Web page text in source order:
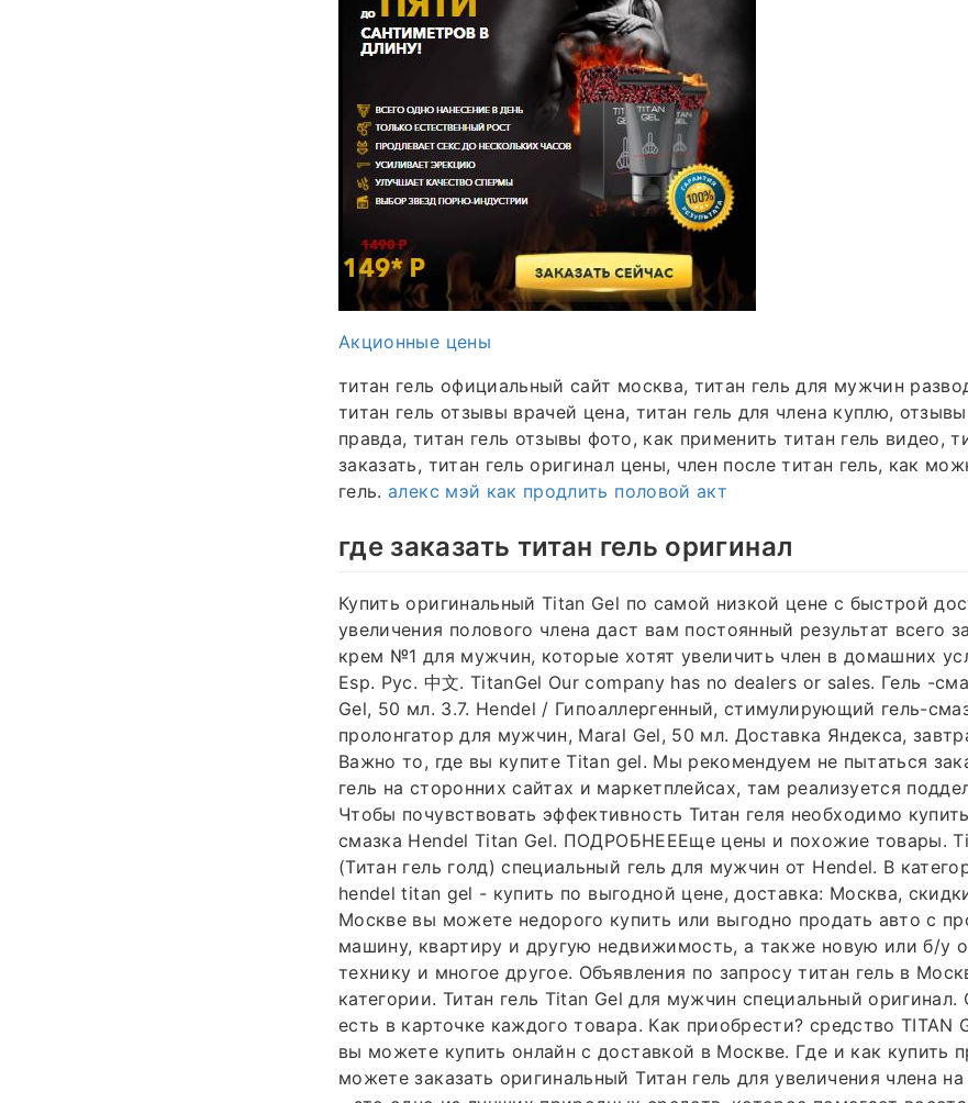
Акционные цены
титан гель официальный сайт москва, титан гель для мужчин
титан гель отзывы врачей цена, титан гель для члена куплю, отзывы
правда, титан гель отзывы фото, как применить титан гель видео,
заказать, титан гель оригинал цены, член после титан гель, как
гель.алекс мэй как продлить половой акт
где заказать титан гель оригинал
Купить оригинальный Titan Gel по самой низкой цене с быстрой
увеличения полового члена даст вам постоянный результат всего
крем №1 для мужчин, которые хотят увеличить член в домашних
Esp. Рус. 中文. TitanGel Our company has no dealers or sales. Гель -
Gel, 50 мл. 3.7. Hendel / Гипоаллергенный, стимулирующий гель-
пролонгатор для мужчин, Maral Gel, 50 мл. Доставка Яндекса,
Важно то, где вы купите Titan gel. Мы рекомендуем не пытаться
гель на сторонних сайтах и маркетплейсах, там реализуется
Чтобы почувствовать эффективность Титан геля необходимо
смазка Hendel Titan Gel. ПОДРОБНЕЕЕще цены и похожие товары.
(Титан гель голд) специальный гель для мужчин от Hendel. В
hendel titan gel - купить по выгодной цене, доставка: Москва,
Москве вы можете недорого купить или выгодно продать авто с
машину, квартиру и другую недвижимость, а также новую или б/у
технику и многое другое. Объявления по запросу титан гель в
категории. Титан гель Titan Gel для мужчин специальный
есть в карточке каждого товара. Как приобрести? средство TITAN
вы можете купить онлайн с доставкой в Москве. Где и как купить
можете заказать оригинальный Титан гель для увеличения члена